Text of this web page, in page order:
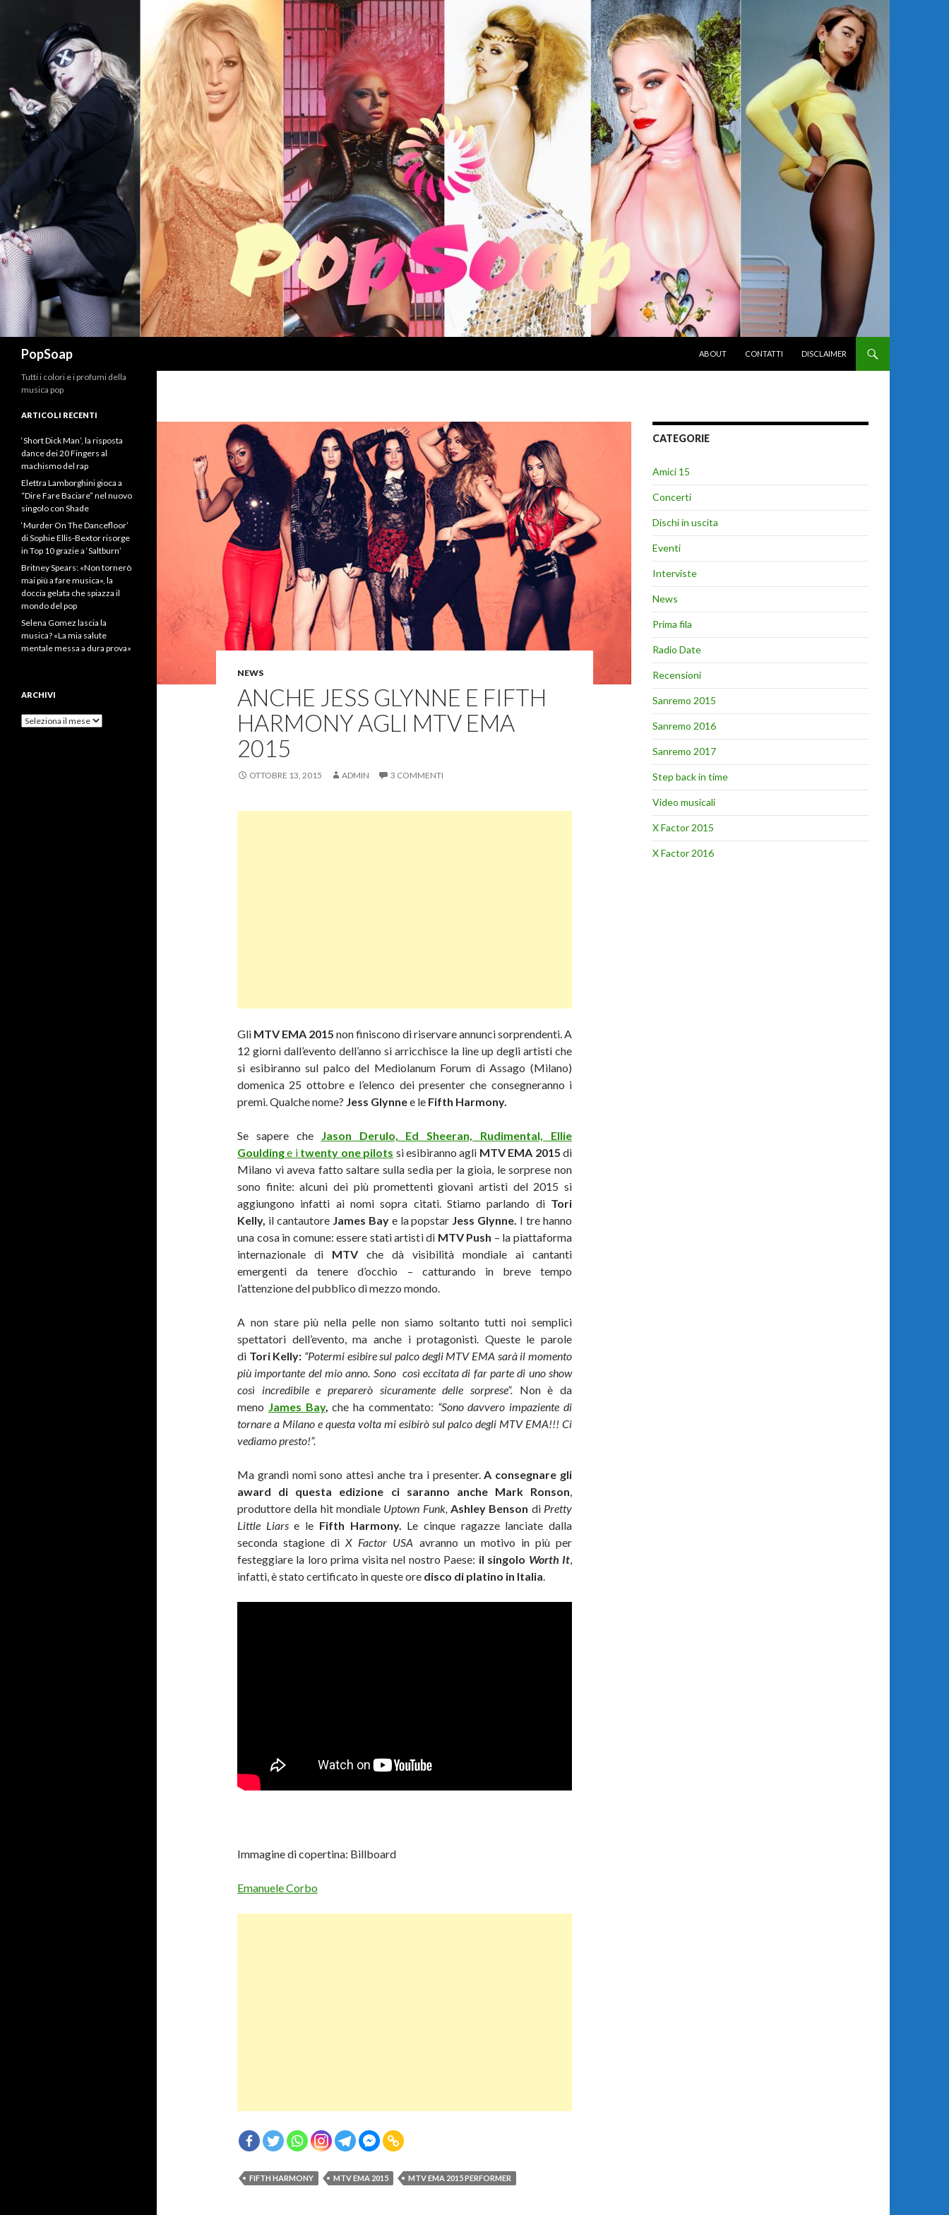
PopSoap
ABOUT
CONTATTI DISCLAIMER
NEWS
ANCHE JESS GLYNNE E FIFTH
HARMONY AGLI MTV EMA
2015
OTTOBRE 13, 2015 ADMIN 3 COMMENTI
Gli MTV EMA 2015 non finiscono di riservare annunci sorprendenti. A
12 giorni dall’evento dell’anno si arricchisce la line up degli artisti che
si esibiranno sul palco del Mediolanum Forum di Assago (Milano)
domenica 25 ottobre e l’elenco dei presenter che consegneranno i
premi. Qualche nome? Jess Glynnee le Fifth Harmony.
Se sapere che Jason Derulo, Ed Sheeran, Rudimental, Ellie
Gouldinge i twenty one pilots si esibiranno agli MTV EMA 2015 di
Milano vi aveva fatto saltare sulla sedia per la gioia, le sorprese non
sono finite: alcuni dei più promettenti giovani artisti del 2015 si
aggiungono infatti ai nomi sopra citati. Stiamo parlando di Tori
Kelly, il cantautore James Bay e la popstar Jess Glynne. I tre hanno
una cosa in comune: essere stati artisti di MTV Push – la piattaforma
internazionale di MTVche dà visibilità mondiale ai cantanti
emergenti da tenere d’occhio – catturando in breve tempo
l’attenzione del pubblico di mezzo mondo.
A non stare più nella pelle non siamo soltanto tutti noi semplici
spettatori dell’evento, ma anche i protagonisti. Queste le parole
di Tori Kelly: “Potermi esibire sul palco degli MTV EMA sarà il momento
più importante del mio anno. Sono così eccitata di far parte di uno show
così incredibile e preparerò sicuramente delle sorprese”. Non è da
meno James Bay,che ha commentato: “Sono davvero impaziente di
tornare a Milano e questa volta mi esibirò sul palco degli MTV EMA!!! Ci
vediamo presto!”.
Ma grandi nomi sono attesi anche tra i presenter.A consegnare gli
award di questa edizione ci saranno anche Mark Ronson,
produttore della hit mondiale Uptown Funk,Ashley Benson di Pretty
Little Liarse le Fifth Harmony. Le cinque ragazze lanciate dalla
seconda stagione diX Factor USA avranno un motivo in più per
festeggiare la loro prima visita nel nostro Paese: il singolo Worth It,
infatti, è stato certificato in queste ore disco di platino in Italia.
Immagine di copertina: Billboard
Emanuele Corbo
FIFTH HARMONY MTV EMA 2015 MTV EMA 2015 PERFORMER
CATEGORIE
Amici 15
Concerti
Dischi in uscita
Eventi
Interviste
News
Prima fila
Radio Date
Recensioni
Sanremo 2015
Sanremo 2016
Sanremo 2017
Step back in time
Video musicali
X Factor 2015
X Factor 2016
Tutti i colori e i profumi della
musica pop
ARTICOLI RECENTI
‘Short Dick Man’, la risposta
dance dei 20 Fingers al
machismo del rap
Elettra Lamborghini gioca a
“Dire Fare Baciare” nel nuovo
singolo con Shade
‘Murder On The Dancefloor’
di Sophie Ellis-Bextor risorge
in Top 10 grazie a ‘Saltburn’
Britney Spears: «Non tornerò
mai più a fare musica», la
doccia gelata che spiazza il
mondo del pop
Selena Gomez lascia la
musica? «La mia salute
mentale messa a dura prova»
ARCHIVI
Archivi